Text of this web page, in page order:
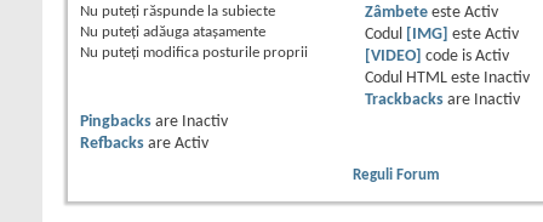
Nu puteţi răspunde la subiecte
Nu puteţi adăuga ataşamente
Nu puteţi modifica posturile proprii
Zâmbeteeste Activ
Codul
[IMG] este Activ
[VIDEO]
code is Activ
Codul HTML este
Inactiv
Trackbacksare
Inactiv
Pingbacks are
Inactiv
Refbacks are Activ
Reguli Forum